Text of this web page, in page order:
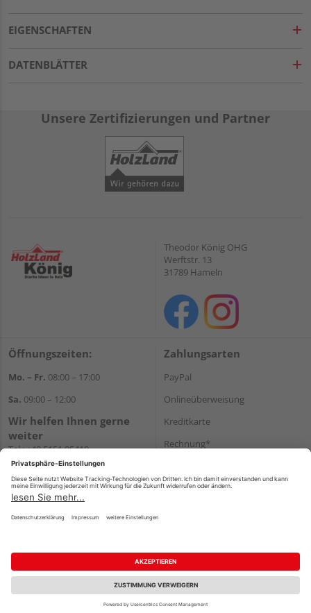
EIGENSCHAFTEN
DATENBLÄTTER
Unsere Zertifizierungen und Partner
Theodor König OHG
Werftstr. 13
31789 Hameln
Öffnungszeiten:
Mo. – Fr. 08:00 – 17:00
Sa. 09:00 – 12:00
Wir helfen Ihnen gerne
weiter
Tel.:+49 5151 95410
E-Mail:shop@holzland-koenig.de
Zahlungsarten
PayPal
Onlineüberweisung
Kreditkarte
Rechnung*
Versand
Impressum AGB Widerruf
Datenschutz
Reservierungsbedingungen
Vertrag widerrufen